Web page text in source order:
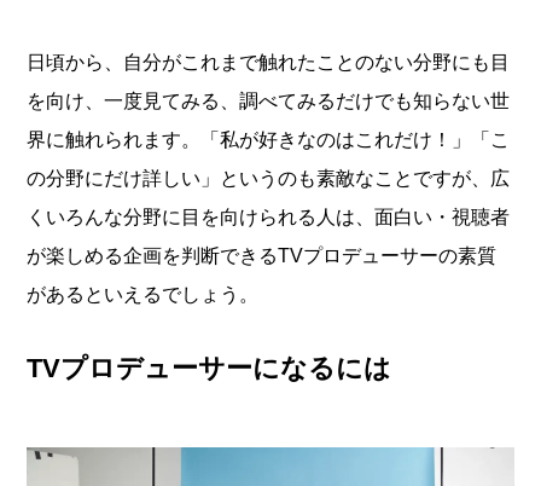
日頃から、自分がこれまで触れたことのない分野にも目
を向け、一度見てみる、調べてみるだけでも知らない世
界に触れられます。「私が好きなのはこれだけ！」「こ
の分野にだけ詳しい」というのも素敵なことですが、広
くいろんな分野に目を向けられる人は、面白い・視聴者
が楽しめる企画を判断できるTVプロデューサーの素質
があるといえるでしょう。
TVプロデューサーになるには